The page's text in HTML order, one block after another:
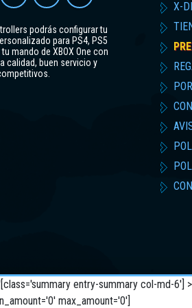
podrás configurar tu
para PS4, PS5
mando de XBOX One con
calidad, buen servicio y
X-
entry-summary col-md-
max_amount='0']